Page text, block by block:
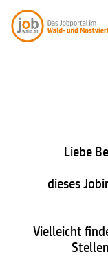
Liebe
dieses
Vielleicht